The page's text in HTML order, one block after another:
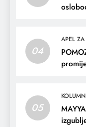
04
APEL
05